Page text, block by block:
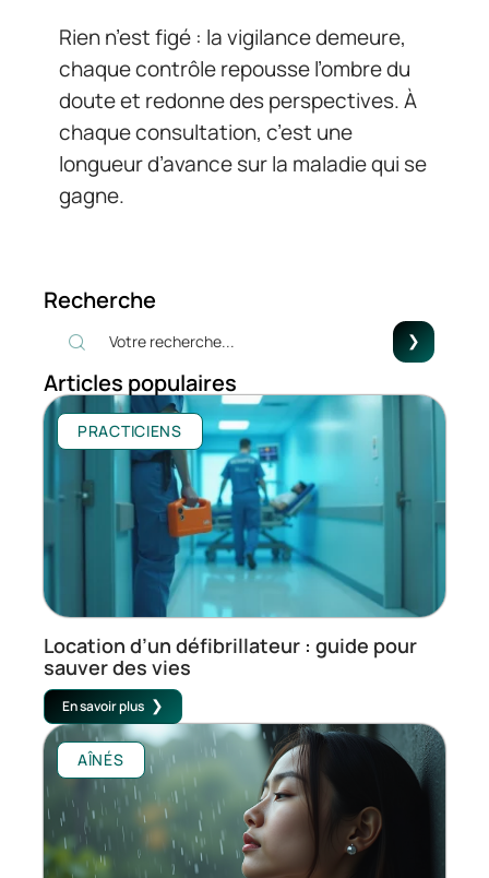
Rien n’est figé : la vigilance demeure,
chaque contrôle repousse l’ombre du
doute et redonne des perspectives. À
chaque consultation, c’est une
longueur d’avance sur la maladie qui se
gagne.
Recherche
Articles populaires
PRACTICIENS
Location d’un défibrillateur : guide pour
sauver des vies
En savoir plus
AÎNÉS